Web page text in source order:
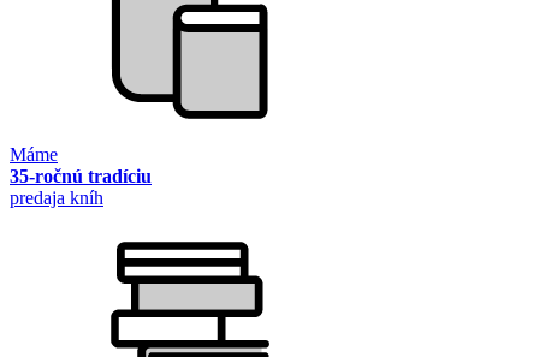
Máme
35-ročnú tradíciu
predaja kníh